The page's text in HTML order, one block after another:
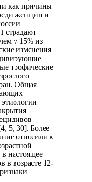
как причины
женщин и
страдают
у 15% из
изменения
трофические
Общая
5, 30]. Более
относили к
настоящее
в возрасте 12-